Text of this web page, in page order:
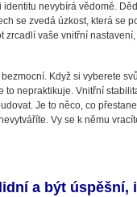
identitu nevybírá vědomě.
se zvedá úzkost, která se
vaše vnitřní
Když si vyberete
to nepraktikuje. Vnitřní
Je to něco, co
Vy se k němu
a být úspěšní,